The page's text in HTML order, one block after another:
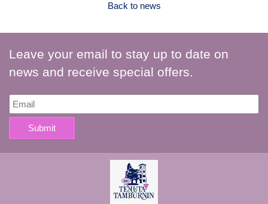
Back to news
Leave your email to stay up to date on
news and receive special offers.